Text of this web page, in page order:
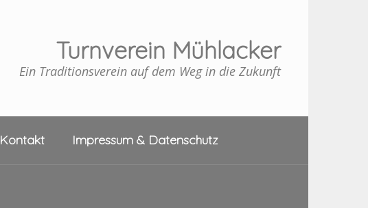
Turnverein Mühlacker
Ein Traditionsverein auf dem Weg in die Zukunft
Kontakt Impressum & Datenschutz